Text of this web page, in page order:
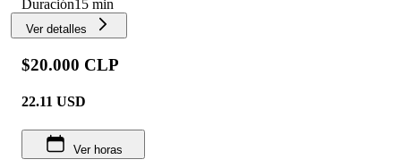
Duración15 min
Ver detalles
$20.000 CLP
22.11 USD
Ver horas